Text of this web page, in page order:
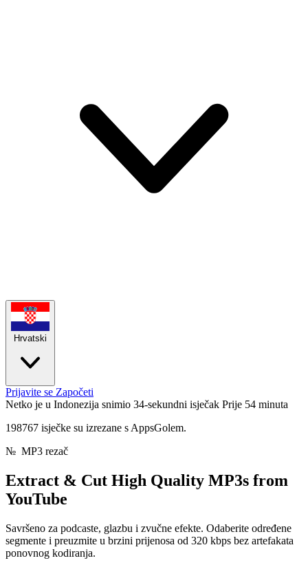
Hrvatski
Prijavite se Započeti
Netko je u Indonezija snimio 34-sekundni isječak Prije 54 minuta
198767 isječke su izrezane s AppsGolem.
№ MP3 rezač
Extract & Cut High Quality MP3s from
YouTube
Savršeno za podcaste, glazbu i zvučne efekte. Odaberite određene
segmente i preuzmite u brzini prijenosa od 320 kbps bez artefakata
ponovnog kodiranja.